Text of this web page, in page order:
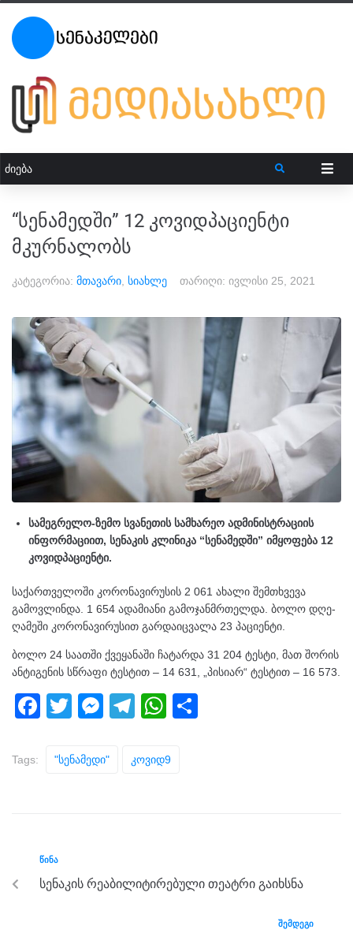
“სენამედში” 12 კოვიდპაციენტი
მკურნალობს
კატეგორია: მთავარი სიახლე თარიღი: ივლისი 25, 2021
სამეგრელო-ზემო სვანეთის სამხარეო ადმინისტრაციის
ინფორმაციით, სენაკის კლინიკა “სენამედში” იმყოფება 12
კოვიდპაციენტი.
საქართველოში კორონავირუსის 2 061 ახალი შემთხვევა
გამოვლინდა. 1 654 ადამიანი გამოჯანმრთელდა. ბოლო დღე-
ღამეში კორონავირუსით გარდაიცვალა 23 პაციენტი.
ბოლო 24 საათში ქვეყანაში ჩატარდა 31 204 ტესტი, მათ შორის
ანტიგენის სწრაფი ტესტით – 14 631, „პისიარ“ ტესტით – 16 573.
F
o
k
T
tt
M
ss
T
e
W
at
Tags: "სენამედი" Კოვიდ9
ᲬᲘᲜᲐ
სენაკის რეაბილიტირებული თეატრი გაიხსნა
ᲨᲔᲛᲓᲔᲒᲘ